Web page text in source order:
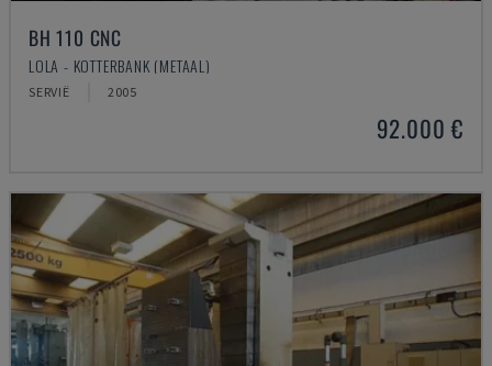
BH 110 CNC
LOLA - KOTTERBANK (METAAL)
SERVIË 2005
92.000 €